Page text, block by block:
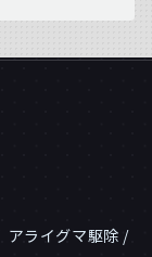
アライグマ駆除